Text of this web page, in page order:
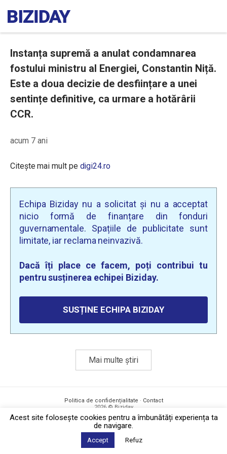
Instanța supremă a anulat condamnarea
fostului ministru al Energiei, Constantin Niță.
Este a doua decizie de desființare a unei
sentințe definitive, ca urmare a hotărârii
CCR.
acum 7 ani
Citește mai mult pe digi24.ro
Echipa Biziday nu a solicitat și nu a acceptat
nicio formă de finanțare din fonduri
guvernamentale. Spațiile de publicitate sunt
limitate, iar reclama neinvazivă.
Dacă îți place ce facem, poți contribui tu
pentru susținerea echipei Biziday.
SUSȚINE ECHIPA BIZIDAY
Mai multe știri
Politica de confidențialitate · Contact
2026 © Biziday
Acest site foloseşte cookies pentru a îmbunătăți experiența ta
de navigare.
Accept Refuz